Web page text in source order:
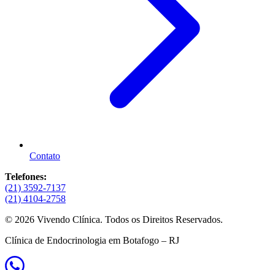
Contato
Telefones:
(21) 3592-7137
(21) 4104-2758
© 2026 Vivendo Clínica. Todos os Direitos Reservados.
Clínica de Endocrinologia em Botafogo – RJ